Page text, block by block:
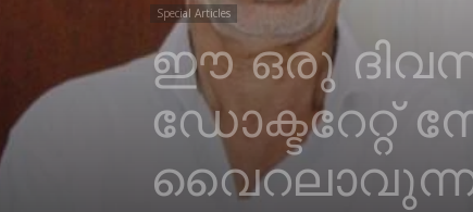
Special Articles
ഈ ഒരു
ഡോക്ടറേറ്റ്